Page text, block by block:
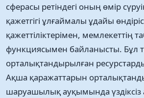
сферасы ретіндегі оның өмір
қажетгігі ұлғаймалы ұдайы
қажеттіліктерімен, мемлекеттің
функциясымен байланысты. Бұл
орталықтандырылған
Ақша қаражаттарын
шаруашылық ауқымында